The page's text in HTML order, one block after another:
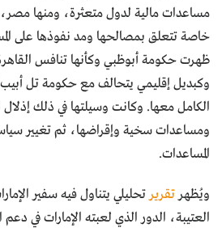
مساعدات مالية لدول متعثرة، ومنها
خاصة تتعلق بمصالحها ومد نفوذها على
ظهرت حكومة أبوظبي وكأنها تنافس
وكبديل إقليمي يتحالف مع حكومة تل أبيب
الكامل معها. وكانت وسيلتها في ذلك
ومساعدات سخية وإقراضها، ثم تغيير
المساعدات.
ويُظهر تقرير تحليلي يتناول فيه سفير
العتيبة، الدور الذي لعبته الإمارات في